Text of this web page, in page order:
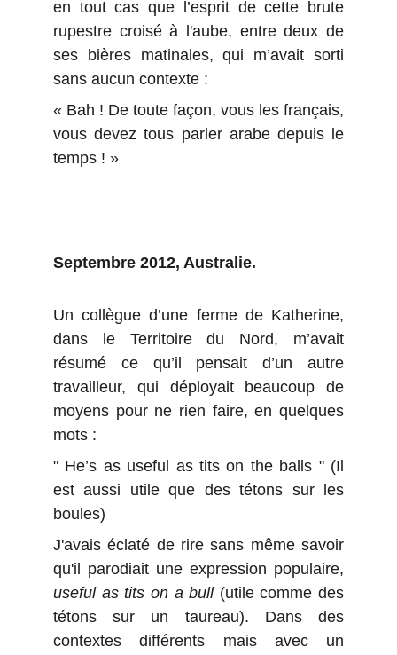
en tout cas que l’esprit de cette brute
rupestre croisé à l'aube, entre deux de
ses bières matinales, qui m’avait sorti
sans aucun contexte :
« Bah ! De toute façon, vous les français,
vous devez tous parler arabe depuis le
temps ! »
Septembre 2012, Australie.
Un collègue d’une ferme de Katherine,
dans le Territoire du Nord, m’avait
résumé ce qu’il pensait d’un autre
travailleur, qui déployait beaucoup de
moyens pour ne rien faire, en quelques
mots :
" He’s as useful as tits on the balls " (Il
est aussi utile que des tétons sur les
boules)
J'avais éclaté de rire sans même savoir
qu'il parodiait une expression populaire,
useful as tits on a bull(utile comme des
tétons sur un taureau). Dans des
contextes différents mais avec un